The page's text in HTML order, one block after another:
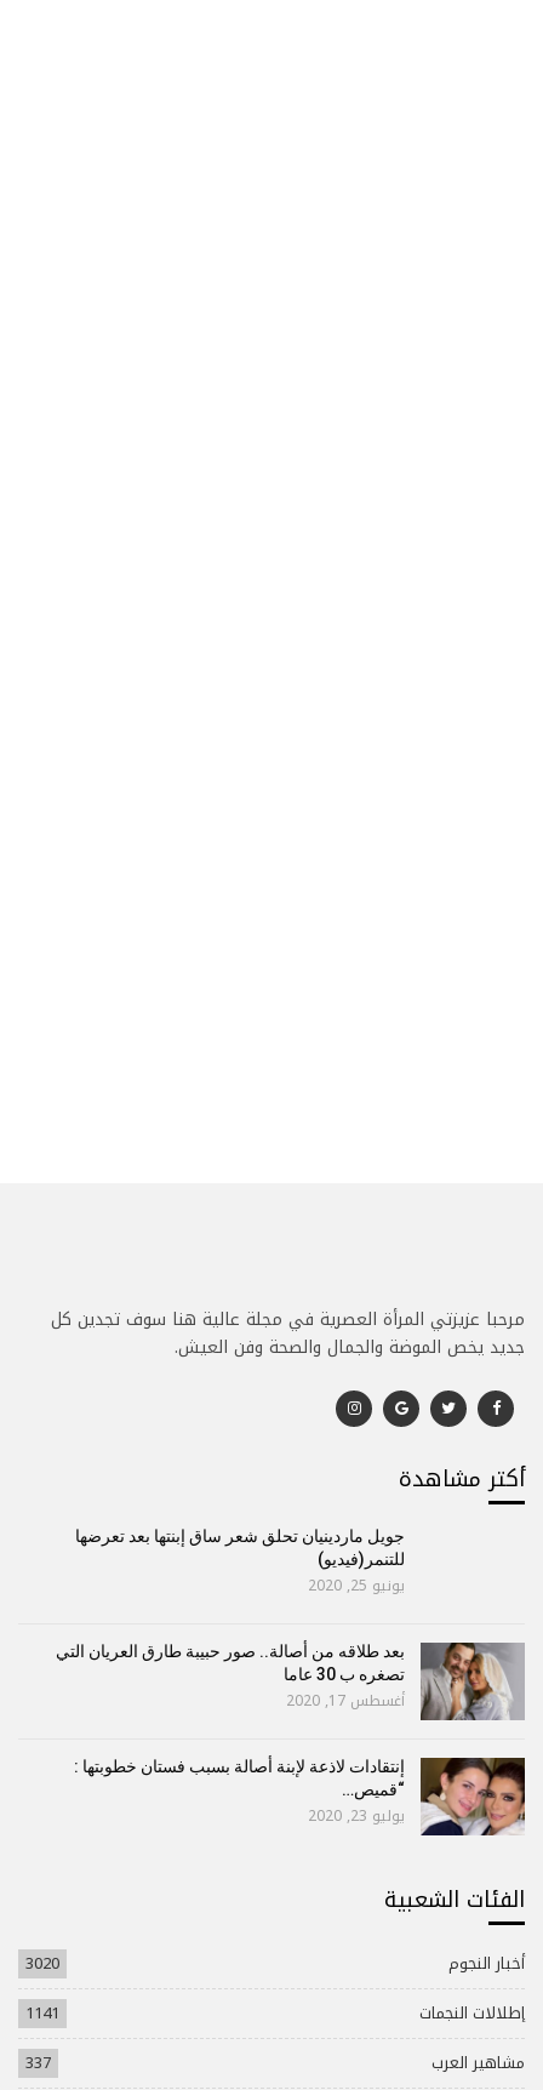
مرحبا عزيزتي المرأة العصرية في مجلة عالية هنا سوف تجدين كل
جديد يخص الموضة والجمال والصحة وفن العيش.
أكتر مشاهدة
جويل ماردينيان تحلق شعر ساق إبنتها بعد تعرضها
للتنمر(فيديو)
يونيو 25, 2020
بعد طلاقه من أصالة.. صور حبيبة طارق العريان التي
تصغره ب 30 عاما
أغسطس 17, 2020
إنتقادات لاذعة لإبنة أصالة بسبب فستان خطوبتها :
“قميص…
يوليو 23, 2020
الفئات الشعبية
أخبار النجوم
3020
إطلالات النجمات
1141
مشاهير العرب
337